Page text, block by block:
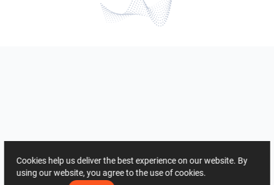
Cookies help us deliver the best experience on our website. By
using our website, you agree to the use of cookies.